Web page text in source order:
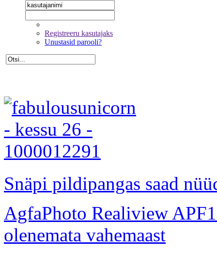
Registreeru kasutajaks
Unustasid parooli?
Snäpi pildipangas saad
AgfaPhoto Realiview
olenemata vahemaast